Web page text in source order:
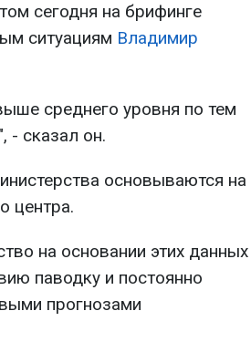
сегодня на брифинге
ситуациям Владимир
среднего уровня по тем
- сказал он.
основываются на
центра.
на основании этих данных
паводку и постоянно
прогнозами